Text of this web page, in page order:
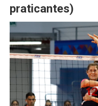
praticantes)